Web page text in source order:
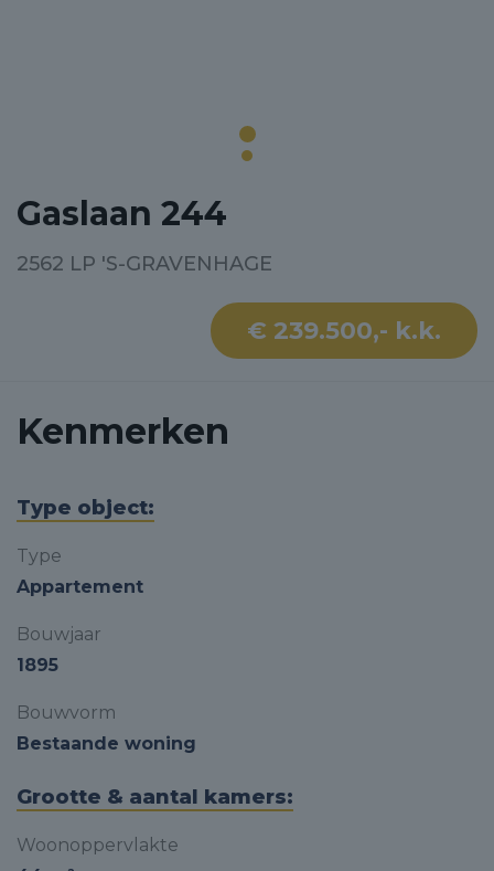
Gaslaan 244
2562 LP 'S-GRAVENHAGE
€ 239.500,- k.k.
Kenmerken
Type object:
Type
Appartement
Bouwjaar
1895
Bouwvorm
Bestaande woning
Grootte & aantal kamers:
Woonoppervlakte